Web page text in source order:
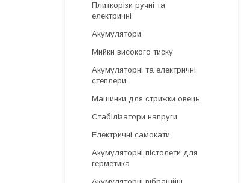
Плиткорізи ручні та
електричні
Акумулятори
Мийки високого тиску
Акумуляторні та електричні
степлери
Машинки для стрижки овець
Стабілізатори напруги
Електричні самокати
Акумуляторні пістолети для
герметика